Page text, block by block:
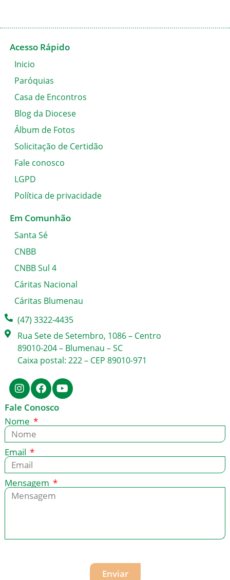
Acesso Rápido
Inicio
Paróquias
Casa de Encontros
Blog da Diocese
Álbum de Fotos
Solicitação de Certidão
Fale conosco
LGPD
Política de privacidade
Em Comunhão
Santa Sé
CNBB
CNBB Sul 4
Cáritas Nacional
Cáritas Blumenau
(47) 3322-4435
Rua Sete de Setembro, 1086 – Centro
89010-204 – Blumenau – SC
Caixa postal: 222 – CEP 89010-971
Fale Conosco
Nome
Email
Mensagem
Enviar